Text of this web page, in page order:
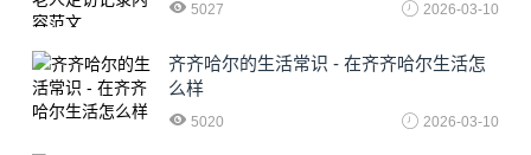
5027 2026-03-10
齐齐哈尔的生活常识 - 在齐齐哈尔生活怎
么样
5020 2026-03-10